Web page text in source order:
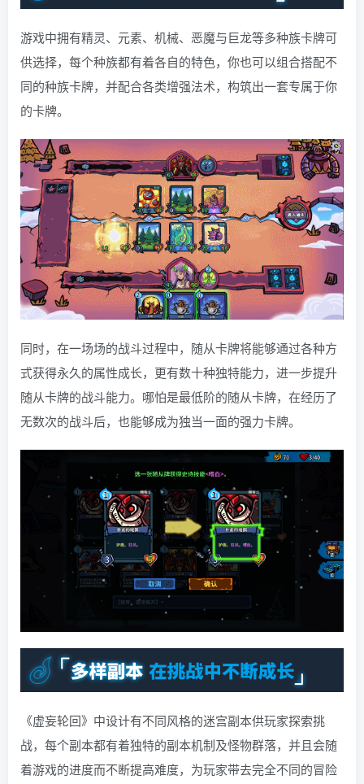
游戏中拥有精灵、元素、机械、恶魔与巨龙等多种族卡牌可
供选择，每个种族都有着各自的特色，你也可以组合搭配不
同的种族卡牌，并配合各类增强法术，构筑出一套专属于你
的卡牌。
同时，在一场场的战斗过程中，随从卡牌将能够通过各种方
式获得永久的属性成长，更有数十种独特能力，进一步提升
随从卡牌的战斗能力。哪怕是最低阶的随从卡牌，在经历了
无数次的战斗后，也能够成为独当一面的强力卡牌。
《虚妄轮回》中设计有不同风格的迷宫副本供玩家探索挑
战，每个副本都有着独特的副本机制及怪物群落，并且会随
着游戏的进度而不断提高难度，为玩家带去完全不同的冒险